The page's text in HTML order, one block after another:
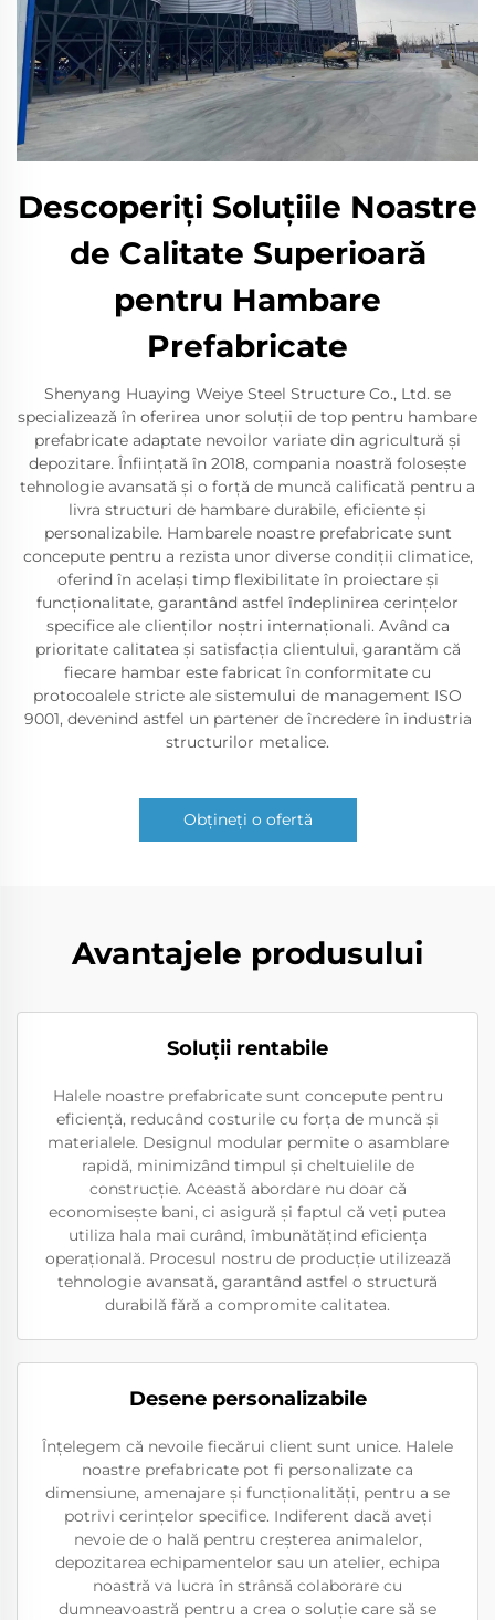
Descoperiți Soluțiile Noastre
de Calitate Superioară
pentru Hambare
Prefabricate
Shenyang Huaying Weiye Steel Structure Co., Ltd. se
specializează în oferirea unor soluții de top pentru hambare
prefabricate adaptate nevoilor variate din agricultură și
depozitare. Înființată în 2018, compania noastră folosește
tehnologie avansată și o forță de muncă calificată pentru a
livra structuri de hambare durabile, eficiente și
personalizabile. Hambarele noastre prefabricate sunt
concepute pentru a rezista unor diverse condiții climatice,
oferind în același timp flexibilitate în proiectare și
funcționalitate, garantând astfel îndeplinirea cerințelor
specifice ale clienților noștri internaționali. Având ca
prioritate calitatea și satisfacția clientului, garantăm că
fiecare hambar este fabricat în conformitate cu
protocoalele stricte ale sistemului de management ISO
9001, devenind astfel un partener de încredere în industria
structurilor metalice.
Obțineți o ofertă
Avantajele produsului
Soluții rentabile
Halele noastre prefabricate sunt concepute pentru
eficiență, reducând costurile cu forța de muncă și
materialele. Designul modular permite o asamblare
rapidă, minimizând timpul și cheltuielile de
construcție. Această abordare nu doar că
economisește bani, ci asigură și faptul că veți putea
utiliza hala mai curând, îmbunătățind eficiența
operațională. Procesul nostru de producție utilizează
tehnologie avansată, garantând astfel o structură
durabilă fără a compromite calitatea.
Desene personalizabile
Înțelegem că nevoile fiecărui client sunt unice. Halele
noastre prefabricate pot fi personalizate ca
dimensiune, amenajare și funcționalități, pentru a se
potrivi cerințelor specifice. Indiferent dacă aveți
nevoie de o hală pentru creșterea animalelor,
depozitarea echipamentelor sau un atelier, echipa
noastră va lucra în strânsă colaborare cu
dumneavoastră pentru a crea o soluție care să se